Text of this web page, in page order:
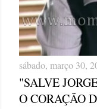
sábado, março 30,
"SALVE
O CORAÇÃO